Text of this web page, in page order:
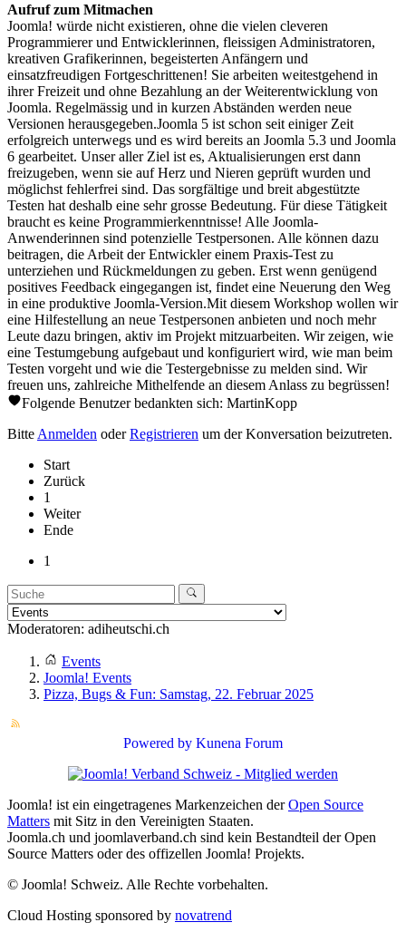
Aufruf zum Mitmachen
Joomla! würde nicht existieren, ohne die vielen cleveren
Programmierer und Entwicklerinnen, fleissigen Administratoren,
kreativen Grafikerinnen, begeisterten Anfängern und
einsatzfreudigen Fortgeschrittenen! Sie arbeiten weitestgehend in
ihrer Freizeit und ohne Bezahlung an der Weiterentwicklung von
Joomla. Regelmässig und in kurzen Abständen werden neue
Versionen herausgegeben.Joomla 5 ist schon seit einiger Zeit
erfolgreich unterwegs und es wird bereits an Joomla 5.3 und Joomla
6 gearbeitet. Unser aller Ziel ist es, Aktualisierungen erst dann
freizugeben, wenn sie auf Herz und Nieren geprüft wurden und
möglichst fehlerfrei sind. Das sorgfältige und breit abgestützte
Testen hat deshalb eine sehr grosse Bedeutung. Für diese Tätigkeit
braucht es keine Programmierkenntnisse! Alle Joomla-
Anwenderinnen sind potenzielle Testpersonen. Alle können dazu
beitragen, die Arbeit der Entwickler einem Praxis-Test zu
unterziehen und Rückmeldungen zu geben. Erst wenn genügend
positives Feedback eingegangen ist, findet eine Neuerung den Weg
in eine produktive Joomla-Version.Mit diesem Workshop wollen wir
eine Hilfestellung an neue Testpersonen anbieten und noch mehr
Leute dazu bringen, aktiv im Projekt mitzuarbeiten. Wir zeigen, wie
eine Testumgebung aufgebaut und konfiguriert wird, wie man beim
Testen vorgeht und wie die Testergebnisse zu melden sind. Wir
freuen uns, zahlreiche Mithelfende an diesem Anlass zu begrüssen!
Folgende Benutzer bedankten sich: MartinKopp
Bitte Anmelden oderRegistrieren um der Konversation beizutreten.
Start
Zurück
1
Weiter
Ende
1
Moderatoren: adiheutschi.ch
Events
Joomla! Events
Pizza, Bugs & Fun: Samstag, 22. Februar 2025
Powered by Kunena Forum
Joomla! ist ein eingetragenes Markenzeichen derOpen Source
Matters mit Sitz in den Vereinigten Staaten.
Joomla.ch und joomlaverband.ch sind kein Bestandteil der Open
Source Matters oder des offizellen Joomla! Projekts.
© Joomla! Schweiz. Alle Rechte vorbehalten.
Cloud Hosting sponsored by novatrend